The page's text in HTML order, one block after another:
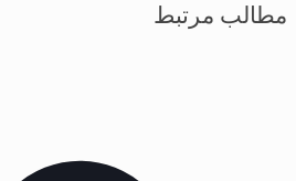
مطالب مرتبط